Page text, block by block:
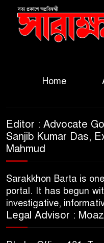
Home
Editor : Advocate
Sanjib Kumar Das,
Mahmud
Sarakkhon Barta is
portal. It has begun
investigative,
Legal Advisor :